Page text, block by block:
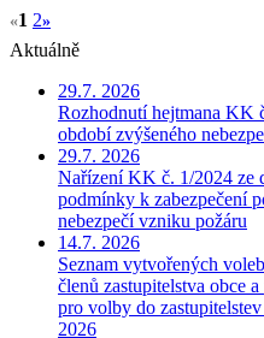
«1 2»
Aktuálně
29.7. 2026
Rozhodnutí hejtmana KK
období zvýšeného
29.7. 2026
Nařízení KK č. 1/2024 ze
podmínky k zabezpečení
nebezpečí vzniku požáru
14.7. 2026
Seznam vytvořených
členů zastupitelstva obce
pro volby do
2026